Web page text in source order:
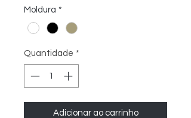
Moldura *
Quantidade *
Adicionar ao carrinho